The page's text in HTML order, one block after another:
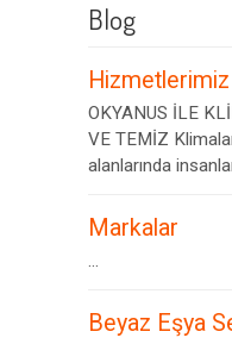
Blog
Hizmetlerimiz
OKYANUS İLE
VE TEMİZ
alanlarında
Markalar
...
Beyaz Eşya